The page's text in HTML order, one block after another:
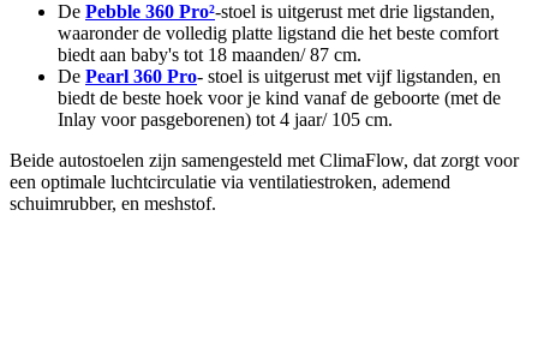
De Pebble 360 Pro²-stoel is uitgerust met drie ligstanden,
waaronder de volledig platte ligstand die het beste comfort
biedt aan baby's tot 18 maanden/ 87 cm.
De Pearl 360 Pro- stoel is uitgerust met vijf ligstanden, en
biedt de beste hoek voor je kind vanaf de geboorte (met de
Inlay voor pasgeborenen) tot 4 jaar/ 105 cm.
Beide autostoelen zijn samengesteld met ClimaFlow, dat zorgt voor
een optimale luchtcirculatie via ventilatiestroken, ademend
schuimrubber, en meshstof.